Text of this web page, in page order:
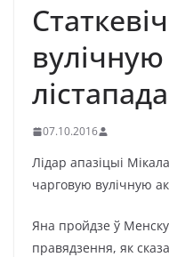
лістапада
07.10.2016
Лідар апазіцыі
чарговую вулічную
Яна пройдзе ў
правядзення, як